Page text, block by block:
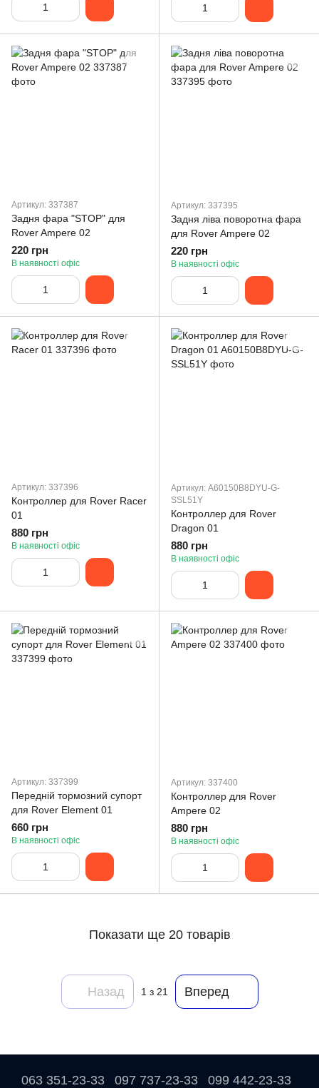
Артикул: 337387
Задня фара "STOP" для
Rover Ampere 02
220 грн
В наявності офіс
Артикул: 337395
Задня ліва поворотна фара
для Rover Ampere 02
220 грн
В наявності офіс
Артикул: 337396
Контроллер для Rover Racer
01
880 грн
В наявності офіс
Артикул: A60150B8DYU-G-
SSL51Y
Контроллер для Rover
Dragon 01
880 грн
В наявності офіс
Артикул: 337399
Передній тормозний супорт
для Rover Element 01
660 грн
В наявності офіс
Артикул: 337400
Контроллер для Rover
Ampere 02
880 грн
В наявності офіс
Показати ще 20 товарів
Назад 1 з 21 Вперед
063 351-23-33 097 737-23-33 099 442-23-33